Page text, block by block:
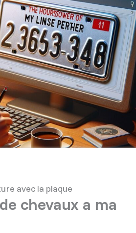
avec la plaque
chevaux a ma